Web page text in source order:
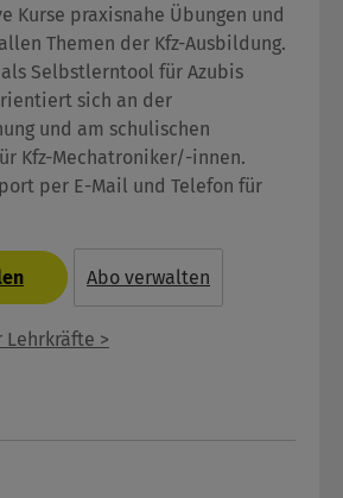
Kurse praxisnahe Übungen und
Themen der Kfz-Ausbildung.
Selbstlerntool für Azubis
sich an der
und am schulischen
Kfz-Mechatroniker/-innen.
per E-Mail und Telefon für
Abo verwalten
Lehrkräfte >